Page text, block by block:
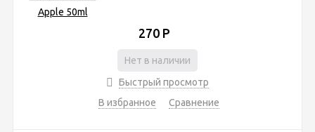
270 Р
Нет в наличии
Быстрый просмотр
В избранное
Сравнение